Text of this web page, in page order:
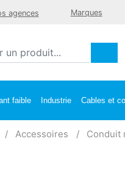
agences Marques
faible Industrie Cables et
Accessoires Conduit